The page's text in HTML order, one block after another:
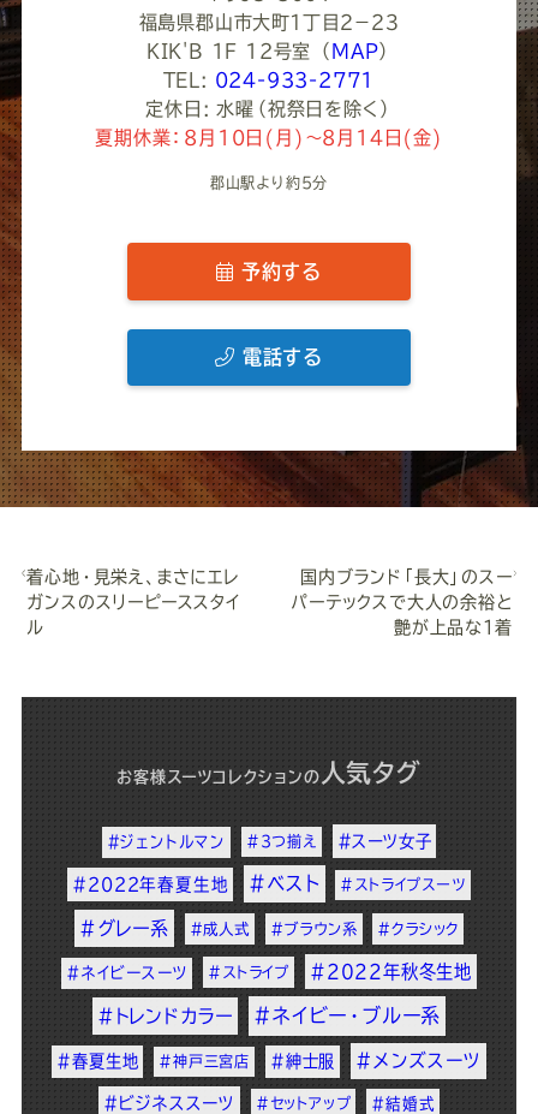
福島県郡山市大町１丁目２−２３
KIK'B 1F 12号室
（ MAP）
TEL: 024-933-2771
定休日: 水曜（祝祭日を除く）
夏期休業：8月10日(月)～8月14日(金)
郡山駅より約5分
予約する
電話する
着心地・見栄え、まさにエレ
ガンスのスリーピーススタイ
ル
国内ブランド「長大」のスー
パーテックスで大人の余裕と
艶が上品な１着
お客様スーツコレクションの 人気タグ
#ジェントルマン #3つ揃え #スーツ女子
#2022年春夏生地 #ベスト #ストライプスーツ
#グレー系 #成人式 #ブラウン系 #クラシック
#ネイビースーツ #ストライプ #2022年秋冬生地
#トレンドカラー #ネイビー・ブルー系
#春夏生地 #神戸三宮店 #紳士服 #メンズスーツ
#ビジネススーツ #セットアップ #結婚式